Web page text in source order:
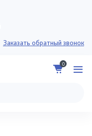
Заказать обратный звонок
0